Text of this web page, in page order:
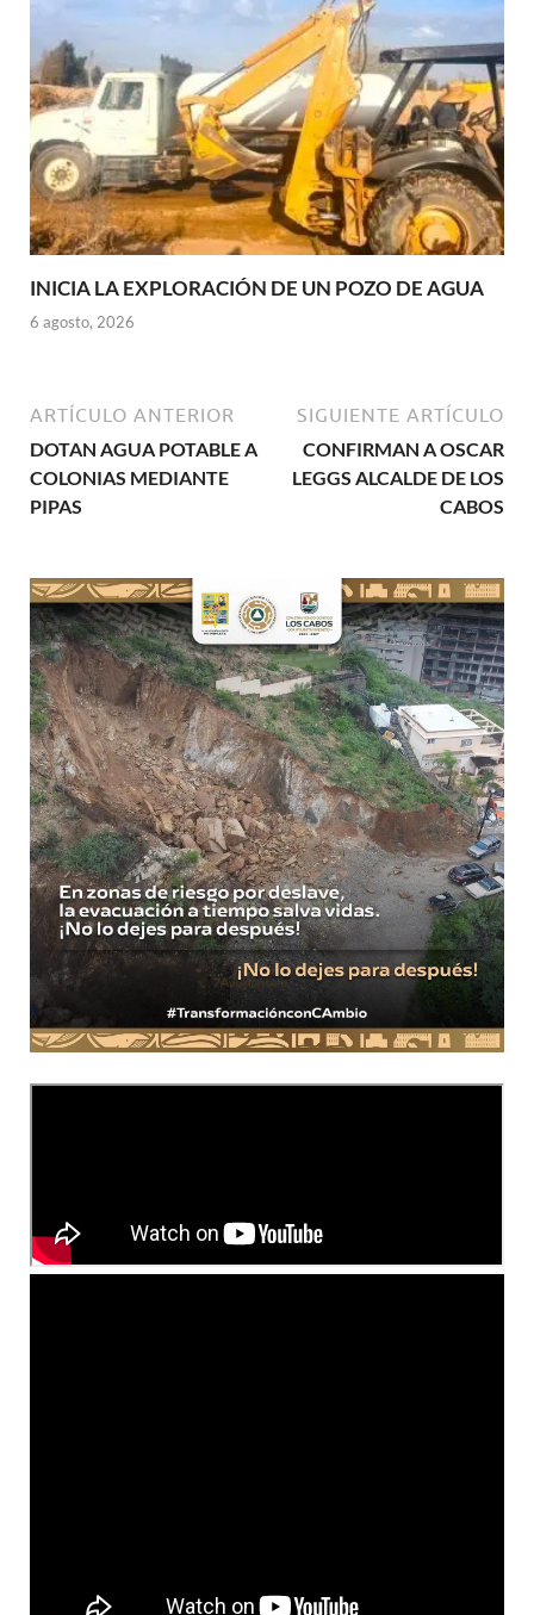
INICIA LA EXPLORACIÓN DE UN POZO DE AGUA
6 agosto, 2026
ARTÍCULO ANTERIOR
DOTAN AGUA POTABLE A
COLONIAS MEDIANTE
PIPAS
SIGUIENTE ARTÍCULO
CONFIRMAN A OSCAR
LEGGS ALCALDE DE LOS
CABOS